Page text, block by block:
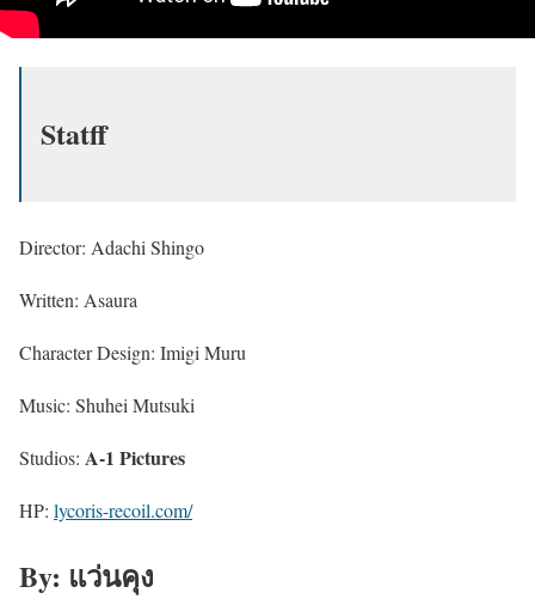
Statff
Director: Adachi Shingo
Written: Asaura
Character Design: Imigi Muru
Music: Shuhei Mutsuki
Studios: A-1 Pictures
HP: lycoris-recoil.com/
By: แว่นคุง